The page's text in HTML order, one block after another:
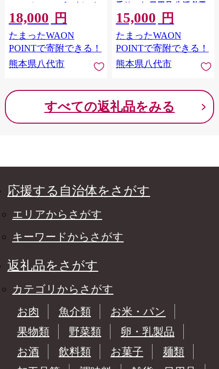
300g （100g×3パック） カ
ットステーキ 和牛ステー
キ 牛肉 お肉 サーロイン 黒
毛和牛 冷凍 小分け 焼肉
BBQ おかず ギフト 熊本県
18,000 円
たまったWAON
POINTで寄附できる！
熊本県八代市
香りつき 日用品 生活必需
品 消耗品 紙 まとめ買い ス
トック 備蓄 トイレットペ
ーパー 長持ち 防災備蓄 新
生活 防災 生活用品 日用消
15,000 円
たまったWAON
POINTで寄附できる！
熊本県八代市
すべての返礼品をみる
応援する自治体をさがす
エリアからさがす
キーワードからさがす
返礼品をさがす
カテゴリからさがす
お肉
魚介類
お米・パン
果物類
野菜類
卵・乳製品
お酒
飲料類 お菓子
麺類